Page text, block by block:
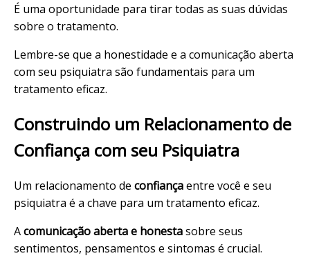
É uma oportunidade para tirar todas as suas dúvidas
sobre o tratamento.
Lembre-se que a honestidade e a comunicação aberta
com seu psiquiatra são fundamentais para um
tratamento eficaz.
Construindo um Relacionamento de
Confiança com seu Psiquiatra
Um relacionamento de confiançaentre você e seu
psiquiatra é a chave para um tratamento eficaz.
Acomunicação aberta e honestasobre seus
sentimentos, pensamentos e sintomas é crucial.